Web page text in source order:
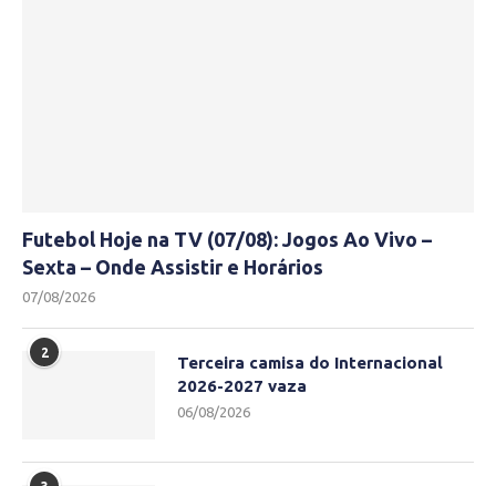
Futebol Hoje na TV (07/08): Jogos Ao Vivo –
Sexta – Onde Assistir e Horários
07/08/2026
2
Terceira camisa do Internacional
2026-2027 vaza
06/08/2026